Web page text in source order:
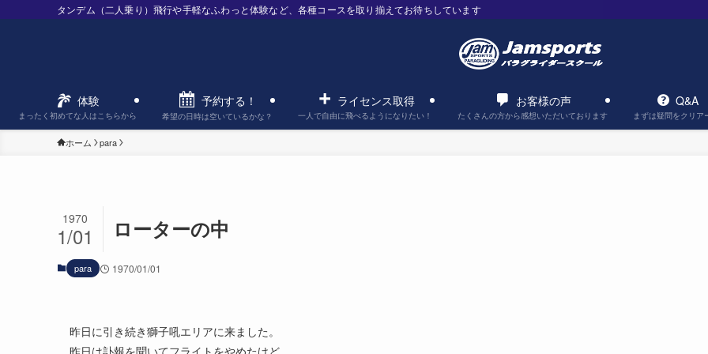
タンデム（二人乗り）飛行や手軽なふわっと体験など、各種コースを取り揃えてお待ちしています
体験
まったく初めてな人はこちらから
予約する！
希望の日時は空いているかな？
ライセンス取得
一人で自由に飛べるようになりたい！
お客様の声
たくさんの方から感想いただいております
Q&A
まずは疑問をクリア
ホーム para
ローターの中
1970
1/01
para 1970/01/01
昨日に引き続き獅子吼エリアに来ました。
昨日は訃報を聞いてフライトをやめたけど、